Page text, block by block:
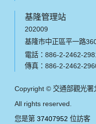
基隆管理站
202009
基隆市中正區平一路
電話：886-2-2462-
傳真：886-2-2462-
Copyright © 交通部觀光署
All rights reserved.
您是第 37407952 位訪客